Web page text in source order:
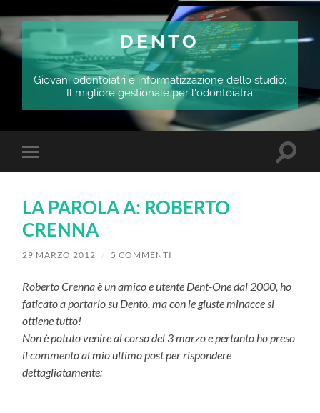
DENTO
Giovani odontoiatri e informatizzazione dello studio:
Il migliore gestionale per l'odontoiatra
Attiva/disattiva
il
dispositivi
mobili
LA PAROLA A: ROBERTO
CRENNA
29 MARZO 2012 / 5 COMMENTI
Roberto Crenna è un amico e utente Dent-One dal 2000, ho
faticato a portarlo su Dento, ma con le giuste minacce si
ottiene tutto!
Non è potuto venire al corso del 3 marzo e pertanto ho preso
il commento al mio ultimo post per rispondere
dettagliatamente: